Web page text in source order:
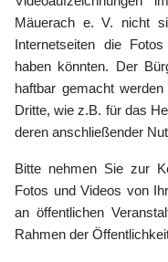
Mäuerach e. V. nicht
Internetseiten die
haben könnten. Der
haftbar gemacht
Dritte, wie z.B. für das
deren anschließender
Bitte nehmen Sie zur
Fotos und Videos von
an öffentlichen
Rahmen der